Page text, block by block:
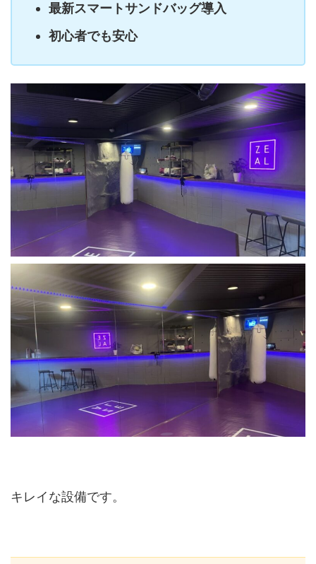
最新スマートサンドバッグ導入
初心者でも安心
キレイな設備です。